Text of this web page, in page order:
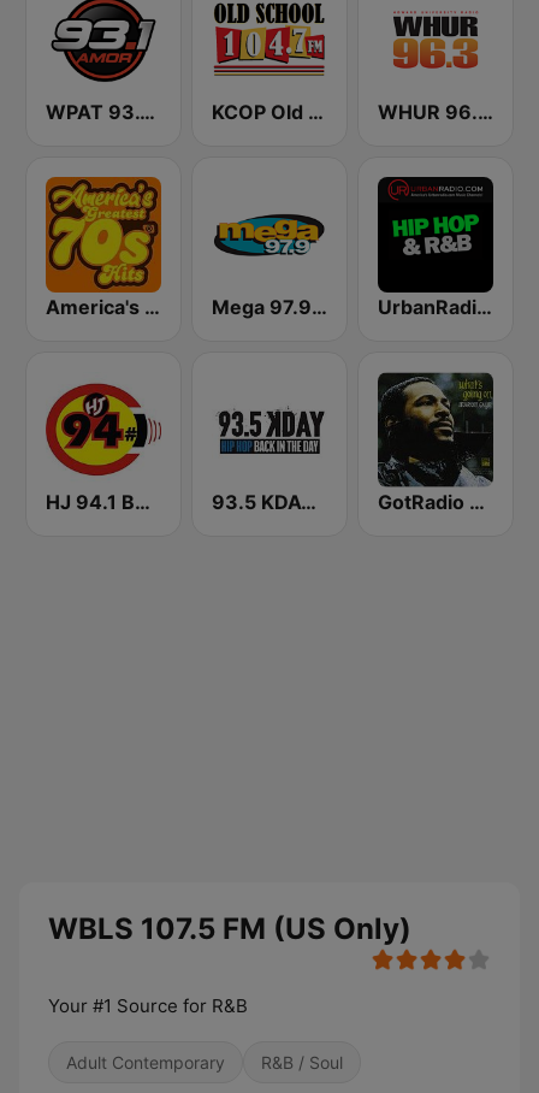
WPAT 93.1 Amor FM KCOP Old School 104.7 FM WHUR 96.3 FM
America's Greatest 70s Hits Mega 97.9 FM UrbanRadio - Hip Hop & RnB
HJ 94.1 Boom FM 93.5 KDAY FM GotRadio - R&B Classics
WBLS 107.5 FM (US Only)
Your #1 Source for R&B
Adult Contemporary R&B / Soul